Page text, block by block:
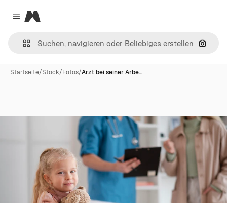
Close menu
Magnific
Nach
Startseite/Stock/Fotos/Arzt bei seiner Arbe…